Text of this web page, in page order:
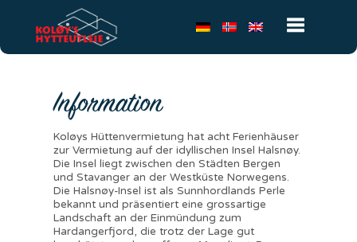
Information
Koløys Hüttenvermietung hat acht Ferienhäuser
zur Vermietung auf der idyllischen Insel Halsnøy.
Die Insel liegt zwischen den Städten Bergen
und Stavanger an der Westküste Norwegens.
Die Halsnøy-Insel ist als Sunnhordlands Perle
bekannt und präsentiert eine grossartige
Landschaft an der Einmündung zum
Hardangerfjord, die trotz der Lage gut